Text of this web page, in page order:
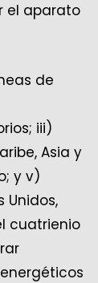
el aparato
de
iii)
Asia y
y v)
Unidos,
cuatrienio